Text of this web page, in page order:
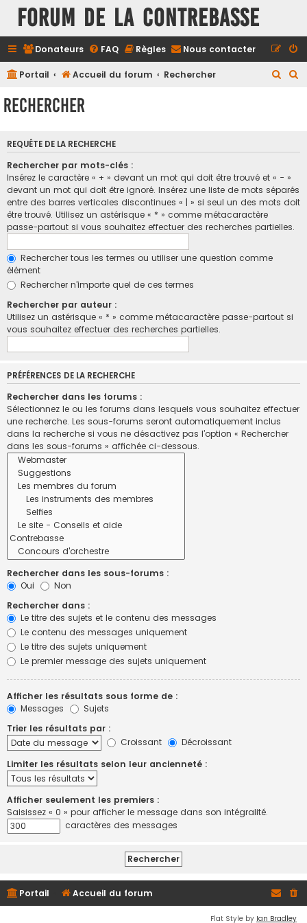
FORUM DE LA CONTREBASSE
Donateurs FAQ Règles Nous contacter
Portail Accueil du forum Rechercher
h
c
h
Rechercher
REQUÊTE DE LA RECHERCHE
Rechercher par mots-clés :
Insérez le caractère « + » devant un mot qui doit être trouvé et « - »
devant un mot qui doit être ignoré. Insérez une liste de mots séparés
entre des barres verticales discontinues « | » si seul un des mots doit
être trouvé. Utilisez un astérisque « * » comme métacaractère
passe-partout si vous souhaitez effectuer des recherches partielles.
Rechercher tous les termes ou utiliser une question comme
élément
Rechercher n’importe quel de ces termes
Rechercher par auteur :
Utilisez un astérisque « * » comme métacaractère passe-partout si
vous souhaitez effectuer des recherches partielles.
PRÉFÉRENCES DE LA RECHERCHE
Rechercher dans les forums :
Sélectionnez le ou les forums dans lesquels vous souhaitez effectuer
une recherche. Les sous-forums seront automatiquement inclus
dans la recherche si vous ne désactivez pas l’option « Rechercher
dans les sous-forums » affichée ci-dessous.
Rechercher dans les sous-forums :
Oui
Non
Rechercher dans :
Le titre des sujets et le contenu des messages
Le contenu des messages uniquement
Le titre des sujets uniquement
Le premier message des sujets uniquement
Afficher les résultats sous forme de :
Messages
Sujets
Trier les résultats par :
Croissant
Décroissant
Limiter les résultats selon leur ancienneté :
Afficher seulement les premiers :
Saisissez « 0 » pour afficher le message dans son intégralité.
caractères des messages
Portail Accueil du forum
Flat Style by Ian Bradley